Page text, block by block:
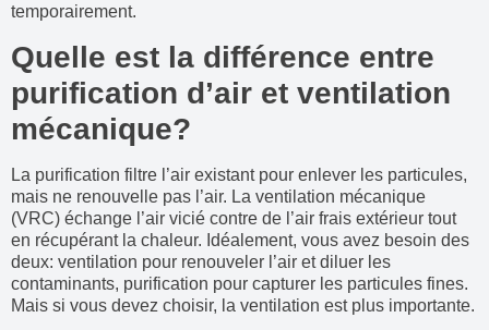
temporairement.
Quelle est la différence entre
purification d’air et ventilation
mécanique?
La purification filtre l’air existant pour enlever les particules,
mais ne renouvelle pas l’air. La ventilation mécanique
(VRC) échange l’air vicié contre de l’air frais extérieur tout
en récupérant la chaleur. Idéalement, vous avez besoin des
deux: ventilation pour renouveler l’air et diluer les
contaminants, purification pour capturer les particules fines.
Mais si vous devez choisir, la ventilation est plus importante.